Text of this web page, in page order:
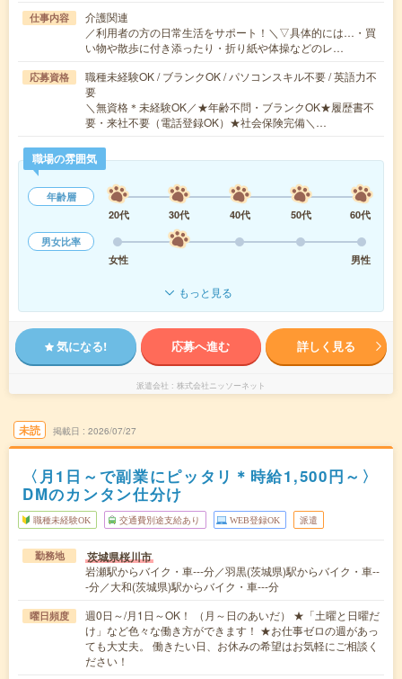
仕事内容
介護関連
／利用者の方の日常生活をサポート！＼▽具体的には…・買
い物や散歩に付き添ったり・折り紙や体操などのレ…
応募資格
職種未経験OK / ブランクOK / パソコンスキル不要 / 英語力不
要
＼無資格＊未経験OK／★年齢不問・ブランクOK★履歴書不
要・来社不要（電話登録OK）★社会保険完備＼…
職場の雰囲気
年齢層
20代
30代 40代 50代
60代
男女比率
女性
男性
もっと見る
気になる! 応募へ進む 詳しく見る
派遣会社 株式会社ニッソーネット
未読 掲載日 2026/07/27
〈月1日～で副業にピッタリ＊時給1,500円～〉
DMのカンタン仕分け
職種未経験OK 交通費別途支給あり WEB登録OK 派遣
勤務地 茨城県桜川市
岩瀬駅からバイク・車---分／羽黒(茨城県)駅からバイク・車--
-分／大和(茨城県)駅からバイク・車---分
曜日頻度
週0日～/月1日～OK！ （月～日のあいだ） ★「土曜と日曜だ
け」など色々な働き方ができます！ ★お仕事ゼロの週があっ
ても大丈夫。 働きたい日、お休みの希望はお気軽にご相談く
ださい！